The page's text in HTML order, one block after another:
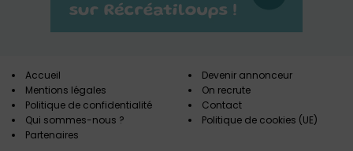
Accueil
Mentions légales
Politique de confidentialité
Qui sommes-nous ?
Partenaires
Devenir annonceur
On recrute
Contact
Politique de cookies (UE)